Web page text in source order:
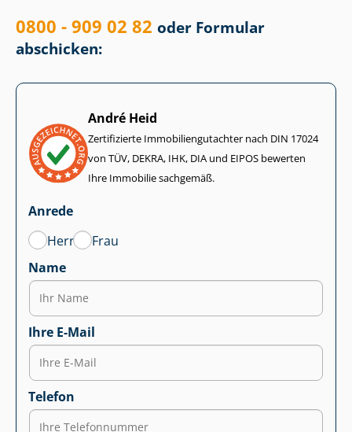
0800 - 909 02 82 oder Formular
abschicken:
André Heid
Zertifizierte Im­mo­bi­li­en­gut­ach­ter nach DIN 17024
von TÜV, DEKRA, IHK, DIA und EIPOS bewerten
Ihre Immobilie sachgemäß.
Anrede
Herr
Frau
Name
Ihre E-Mail
Telefon